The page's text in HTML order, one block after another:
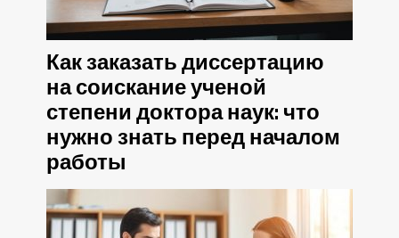
Как заказать диссертацию
на соискание ученой
степени доктора наук: что
нужно знать перед началом
работы